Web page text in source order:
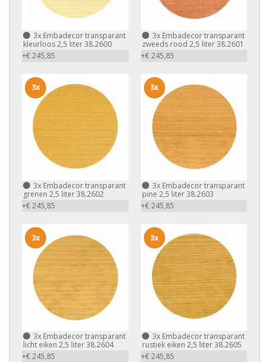
3x Embadecor transparant
kleurloos 2,5 liter 38.2600
+€ 245,85
3xEmbadecor transparant
zweeds rood 2,5 liter 38.2601
+€ 245,85
3x Embadecor transparant
grenen 2,5 liter 38.2602
+€ 245,85
3x
3xEmbadecor transparant
pine 2,5 liter 38.2603
+€ 245,85
3x
3x Embadecor transparant
licht eiken 2,5 liter 38.2604
+€ 245,85
3x
3xEmbadecor transparant
rustiek eiken 2,5 liter 38.2605
+€ 245,85
3x